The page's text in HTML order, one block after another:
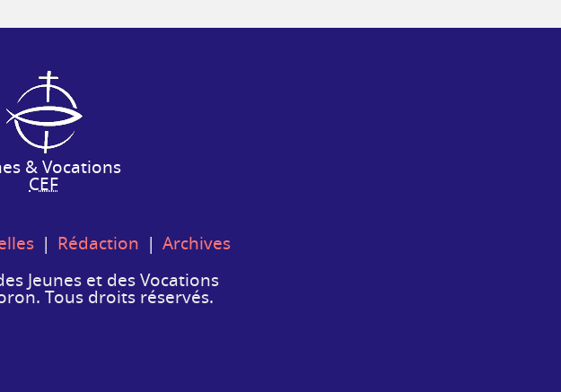
& Vocations
CEF
Rédaction Archives
Jeunes et des Vocations
Tous droits réservés.